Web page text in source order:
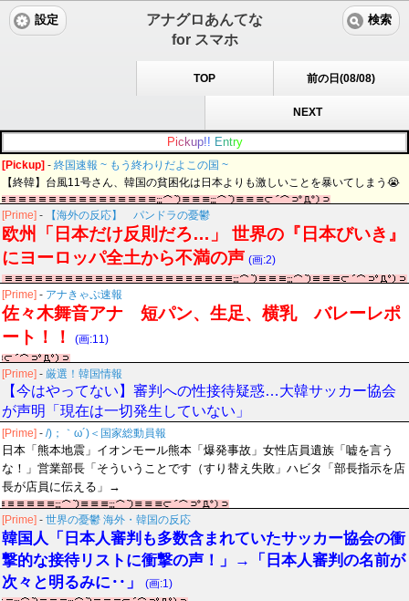
アナグロあんてな
for スマホ
設定 検索
TOP 前の日(08/08)
NEXT
Pic kup!! Entry
[Pickup] - 終国速報 ~ もう終わりだよこの国 ~
【終韓】台風11号さん、韓国の貧困化は日本よりも激しいことを暴いてしまう😭
[Prime] - 【海外の反応】 パンドラの憂鬱
欧州「日本だけ反則だろ…」 世界の『日本びいき』
にヨーロッパ全土から不満の声 (画:2)
[Prime] - アナきゃぷ速報
佐々木舞音アナ 短パン、生足、横乳 バレーレポ
ート！！
(画:11)
[Prime] - 厳選！韓国情報
【今はやってない】審判への性接待疑惑…大韓サッカー協会
が声明「現在は一切発生していない」
[Prime] - /)；｀ω´)＜国家総動員報
日本「熊本地震」イオンモール熊本「爆発事故」女性店員遺族「嘘を言う
な！」営業部長「そういうことです（すり替え失敗」ハビタ「部長指示を店
長が店員に伝える」→
[Prime] - 世界の憂鬱 海外・韓国の反応
韓国人「日本人審判も多数含まれていたサッカー協会の衝
撃的な接待リストに衝撃の声！」→「日本人審判の名前が
次々と明るみに‥」
(画:1)